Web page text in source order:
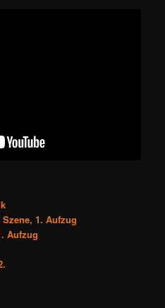
1. Aufzug
Aufzug